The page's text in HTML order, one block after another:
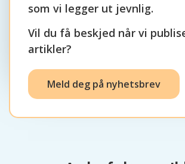
som vi legger ut jevnlig.
Vil du få beskjed når vi
artikler?
Meld deg på nyhetsbrev